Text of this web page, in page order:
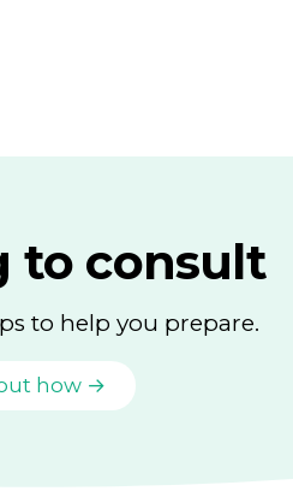
to consult
to help you prepare.
how →